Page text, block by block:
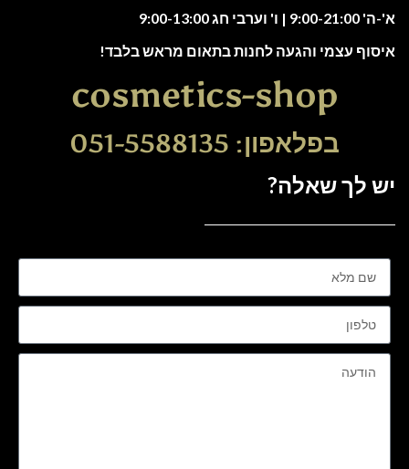
א'-ה' 9:00-21:00 | ו' וערבי חג 9:00-13:00
איסוף עצמי והגעה לחנות בתאום מראש בלבד!
cosmetics-shop
בפלאפון: 051-5588135
יש לך שאלה?